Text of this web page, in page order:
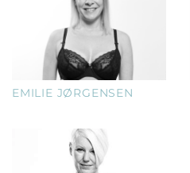
EMILIE JØRGENSEN